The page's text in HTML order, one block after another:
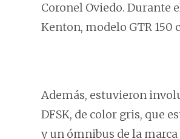
Coronel Oviedo. Durante
Kenton, modelo GTR 150
Además, estuvieron
DFSK, de color gris, que
y un ómnibus de la